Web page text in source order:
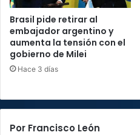
Brasil pide retirar al
embajador argentino y
aumenta la tensión con el
gobierno de Milei
Hace 3 días
Por Francisco León